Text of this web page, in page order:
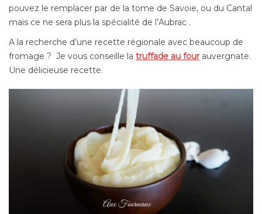
pouvez le remplacer par de la tome de Savoie, ou du Cantal
mais ce ne sera plus la spécialité de l’Aubrac .
A la recherche d’une recette régionale avec beaucoup de
fromage ? Je vous conseille la truffade au fourauvergnate.
Une délicieuse recette.